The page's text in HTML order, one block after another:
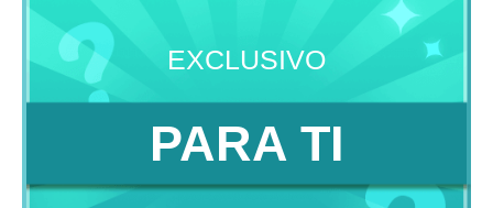
EXCLUSIVO
PARA TI